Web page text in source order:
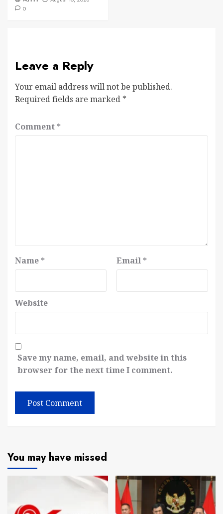
0
Leave a Reply
Your email address will not be published.
Required fields are marked *
Comment *
Name * Email *
Website
Save my name, email, and website in this
browser for the next time I comment.
You may have missed